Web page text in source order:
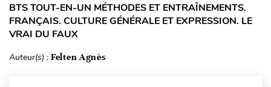
BTS TOUT-EN-UN MÉTHODES ET ENTRAÎNEMENTS.
FRANÇAIS. CULTURE GÉNÉRALE ET EXPRESSION. LE
VRAI DU FAUX
Auteur(s) : Felten Agnès